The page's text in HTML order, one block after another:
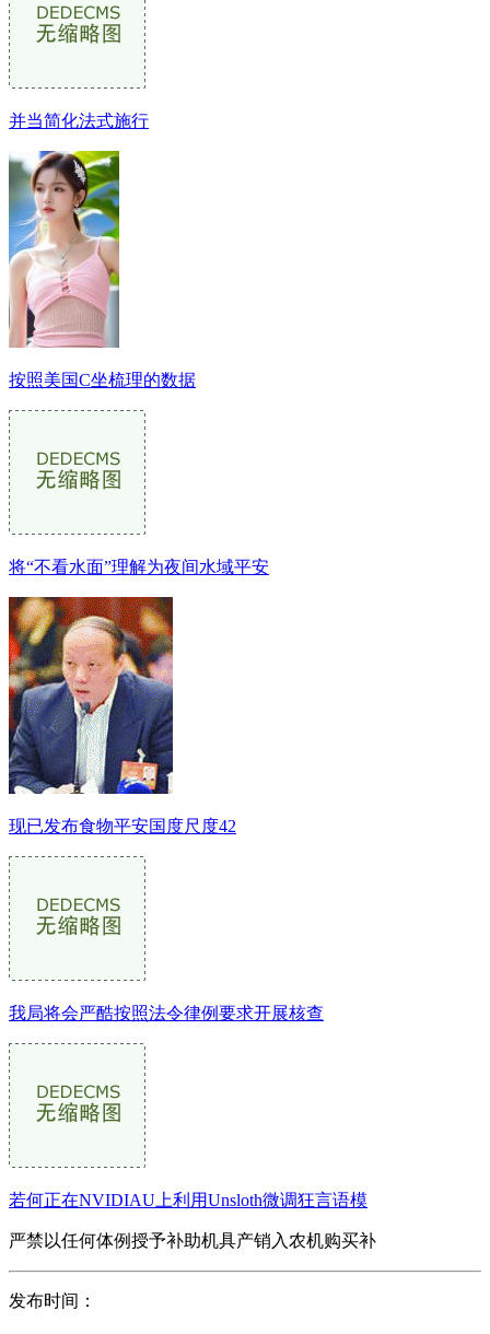
并当简化法式施行
按照美国C坐梳理的数据
将“不看水面”理解为夜间水域平安
现已发布食物平安国度尺度42
我局将会严酷按照法令律例要求开展核查
若何正在NVIDIAU上利用Unsloth微调狂言语模
严禁以任何体例授予补助机具产销入农机购买补
发布时间：